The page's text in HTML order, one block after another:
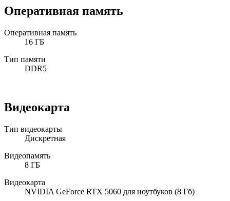
Оперативная память
Оперативная память
16 ГБ
Тип памяти
DDR5
Видеокарта
Тип видеокарты
Дискретная
Видеопамять
8 ГБ
Видеокарта
NVIDIA GeForce RTX 5060 для ноутбуков (8 Гб)